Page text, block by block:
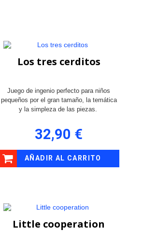
Los tres cerditos
Juego de ingenio perfecto para niños
pequeños por el gran tamaño, la temática
y la simpleza de las piezas.
32,90 €
AÑADIR AL CARRITO
Little cooperation